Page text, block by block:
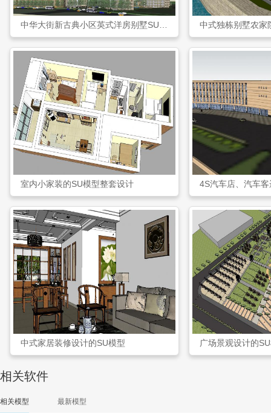
中式独栋别墅农家
室内小家装的SU模型整套设计
中式家居装修设计的SU模型 广场景观设计的
相关软件
相关模型 最新模型